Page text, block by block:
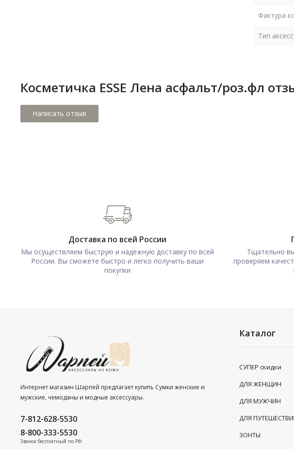
Фактура
Тип
Косметичка ESSE Лена асфальт/роз.фл
Доставка по всей России
Мы осуществляем быструю и надежную доставку по всей
России. Вы сможете быстро и легко получить ваши
покупки
Тщательно
проверяем
Интернет магазин Шарпей предлагает купить Сумки женские и
мужские, чемоданы и модные аксессуары.
7-812-628-5530
8-800-333-5530
Звонок бесплатный по РФ
Каталог
СУПЕР скидки
ДЛЯ ЖЕНЩИН
ДЛЯ МУЖЧИН
ДЛЯ
ЗОНТЫ